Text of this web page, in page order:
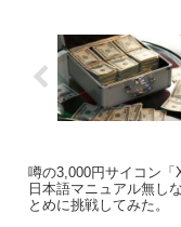
外掲示板から）
噂の3,000円サイコン「
日本語マニュアル無し
とめに挑戦してみた。